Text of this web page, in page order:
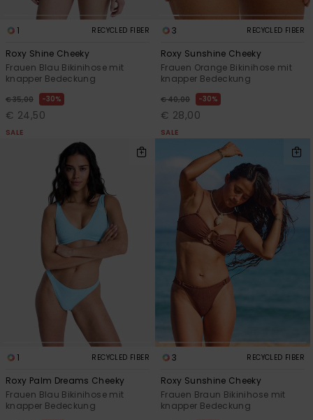
1 RECYCLED FIBER
Roxy Shine Cheeky
Frauen Blau Bikinihose mit
knapper Bedeckung
€ 35,00 30%
€ 24,50
SALE
3 RECYCLED FIBER
Roxy Sunshine Cheeky
Frauen Orange Bikinihose mit
knapper Bedeckung
€ 40,00 30%
€ 28,00
SALE
1 RECYCLED FIBER
Roxy Palm Dreams Cheeky
Frauen Blau Bikinihose mit
knapper Bedeckung
3 RECYCLED FIBER
Roxy Sunshine Cheeky
Frauen Braun Bikinihose mit
knapper Bedeckung